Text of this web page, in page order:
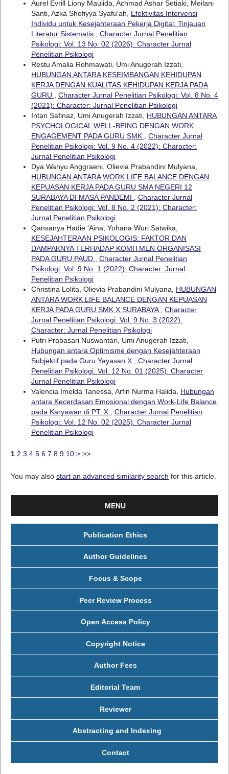
Aurel Evrill Liony Maulida, Achmad Ashar Setiaki, Meilani
Santi, Azka Shofiyya Syafu'ah, Efektivitas Intervensi
Individu untuk Kesejahteraan Pekerja Digital: Tinjauan
Literatur Sistematis
Character Jurnal Penelitian
Psikologi: Vol. 13 No. 02 (2026): Character Jurnal
Penelitian Psikologi
Restu Amalia Rohmawati, Umi Anugerah Izzati,
HUBUNGAN ANTARA KESEIMBANGAN KEHIDUPAN
KERJA DENGAN KUALITAS KEHIDUPAN KERJA PADA
GURU
Character Jurnal Penelitian Psikologi: Vol. 8 No. 4
(2021): Character: Jurnal Penelitian Psikologi
Intan Safinaz, Umi Anugerah Izzati, HUBUNGAN ANTARA
PSYCHOLOGICAL WELL-BEING DENGAN WORK
ENGAGEMENT PADA GURU SMK
Character Jurnal
Penelitian Psikologi: Vol. 9 No. 4 (2022): Character:
Jurnal Penelitian Psikologi
Dya Wahyu Anggraeni, Olievia Prabandini Mulyana,
HUBUNGAN ANTARA WORK LIFE BALANCE DENGAN
KEPUASAN KERJA PADA GURU SMA NEGERI 12
SURABAYA DI MASA PANDEMI
Character Jurnal
Penelitian Psikologi: Vol. 8 No. 2 (2021): Character:
Jurnal Penelitian Psikologi
Qansanya Hadie ‘Aina, Yohana Wuri Satwika,
KESEJAHTERAAN PSIKOLOGIS: FAKTOR DAN
DAMPAKNYA TERHADAP KOMITMEN ORGANISASI
PADA GURU PAUD
Character Jurnal Penelitian
Psikologi: Vol. 9 No. 1 (2022): Character: Jurnal
Penelitian Psikologi
Christina Lolita, Olievia Prabandini Mulyana, HUBUNGAN
ANTARA WORK LIFE BALANCE DENGAN KEPUASAN
KERJA PADA GURU SMK X SURABAYA
Character
Jurnal Penelitian Psikologi: Vol. 9 No. 3 (2022):
Character: Jurnal Penelitian Psikologi
Putri Prabasari Nuswantari, Umi Anugerah Izzati,
Hubungan antara Optimisme dengan Kesejahteraan
Subjektif pada Guru Yayasan X
Character Jurnal
Penelitian Psikologi: Vol. 12 No. 01 (2025): Character
Jurnal Penelitian Psikologi
Valencia Imelda Tanessa, Arfin Nurma Halida, Hubungan
antara Kecerdasan Emosional dengan Work-Life Balance
pada Karyawan di PT. X
Character Jurnal Penelitian
Psikologi: Vol. 12 No. 02 (2025): Character Jurnal
Penelitian Psikologi
1 2 3 4 5 6 7 8 9 10 > >>
You may also start an advanced similarity search for this article.
MENU
Publication Ethics
Author Guidelines
Focus & Scope
Peer Review Process
Open Access Policy
Copyright Notice
Author Fees
Editorial Team
Reviewer
Abstracting and Indexing
Contact